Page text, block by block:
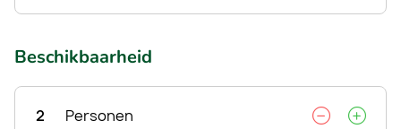
Beschikbaarheid
2 Personen